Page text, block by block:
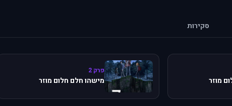
סקירות
מוזר
פרק 2
מישהו חלם חלום מוזר